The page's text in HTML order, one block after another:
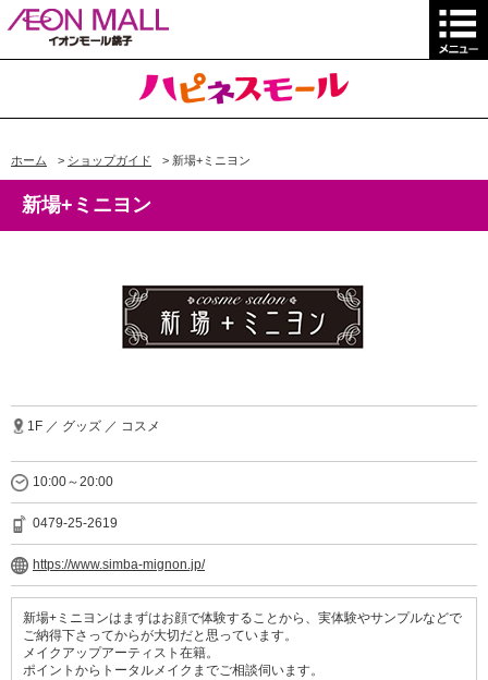
ホーム > ショップガイド > 新場+ミニヨン
新場+ミニヨン
1F ／ グッズ ／ コスメ
10:00～20:00
0479-25-2619
https://www.simba-mignon.jp/
新場+ミニヨンはまずはお顔で体験することから、実体験やサンプルなどで
ご納得下さってからが大切だと思っています。
メイクアップアーティスト在籍。
ポイントからトータルメイクまでご相談伺います。